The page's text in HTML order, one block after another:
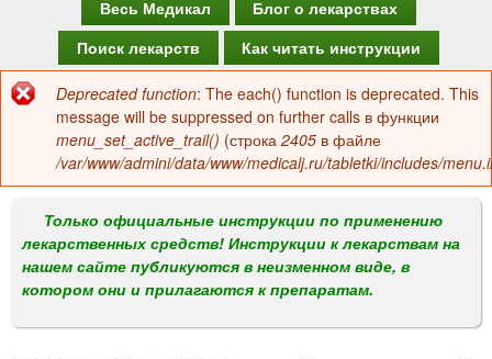
а
в
о
м
е
н
Весь Медикал
Блог о лекарствах
Поиск лекарств
Как читать инструкции
Сообщение
об
ошибке
Deprecated function: The each() function is deprecated. This
message will be suppressed on further calls в функции
menu_set_active_trail() (строка 2405 в файле
/var/www/admini/data/www/medicalj.ru/tabletki/includes/
Только официальные инструкции по применению
лекарственных средств! Инструкции к лекарствам на
нашем сайте публикуются в неизменном виде, в
котором они и прилагаются к препаратам.